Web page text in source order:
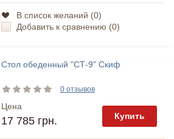
В список желаний (0)
Добавить к сравнению (0)
Стол обеденный "СТ-9" Скиф
0 отзывов
Цена
17 785 грн. Купить